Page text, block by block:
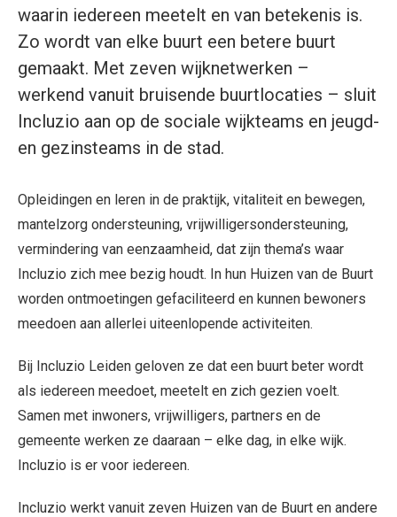
waarin iedereen meetelt en van betekenis is.
Zo wordt van elke buurt een betere buurt
gemaakt. Met zeven wijknetwerken –
werkend vanuit bruisende buurtlocaties – sluit
Incluzio aan op de sociale wijkteams en jeugd-
en gezinsteams in de stad.
Opleidingen en leren in de praktijk, vitaliteit en bewegen,
mantelzorg ondersteuning, vrijwilligersondersteuning,
vermindering van eenzaamheid, dat zijn thema’s waar
Incluzio zich mee bezig houdt. In hun Huizen van de Buurt
worden ontmoetingen gefaciliteerd en kunnen bewoners
meedoen aan allerlei uiteenlopende activiteiten.
Bij Incluzio Leiden geloven ze dat een buurt beter wordt
als iedereen meedoet, meetelt en zich gezien voelt.
Samen met inwoners, vrijwilligers, partners en de
gemeente werken ze daaraan – elke dag, in elke wijk.
Incluzio is er voor iedereen.
Incluzio werkt vanuit zeven Huizen van de Buurt en andere